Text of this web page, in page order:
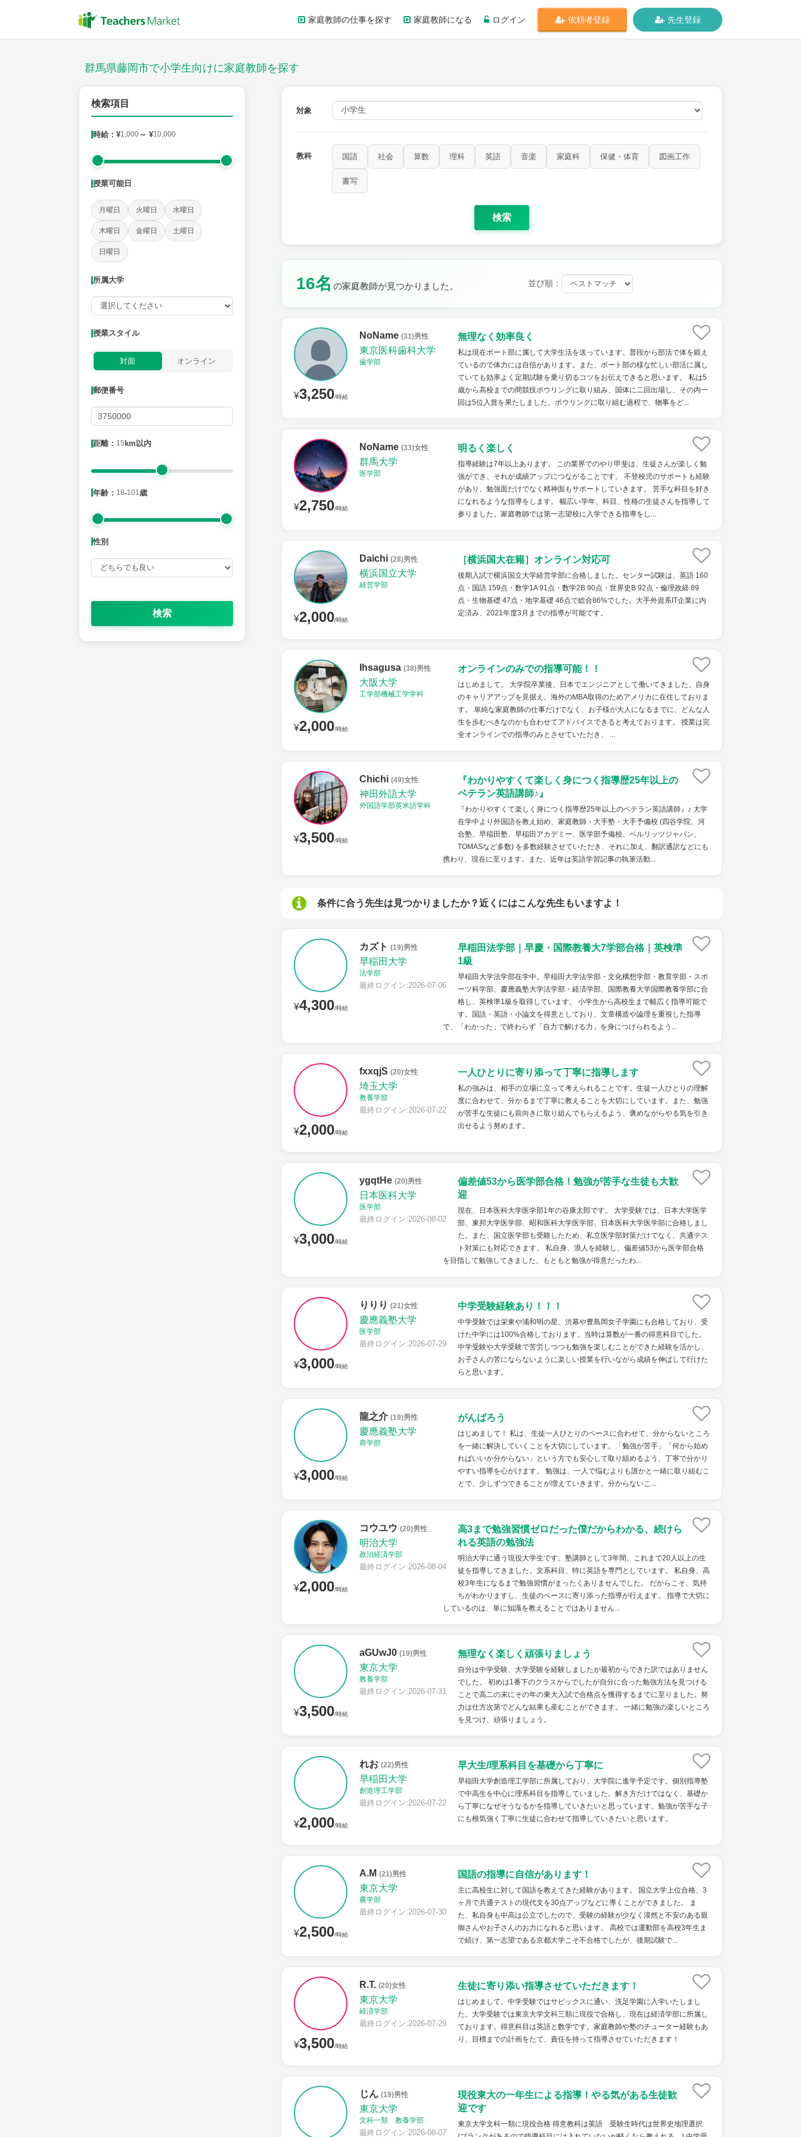
家庭教師の仕事を探す 家庭教師になる ログイン 依頼者登録 先生登録
群馬県藤岡市で小学生向けに家庭教師を探す
検索項目
時給：¥1,000～ ¥10,000
授業可能日
月曜日 火曜日 水曜日
木曜日 金曜日 土曜日
日曜日
所属大学
授業スタイル
対面 オンライン
郵便番号
距離： 15 km以内
年齢： 18-101 歳
性別
検索
対象
教科 国語 社会 算数 理科 英語 音楽 家庭科 保健・体育 図画工作
書写
検索
16名 の家庭教師が見つかりました。 並び順：
¥3,250/時給
NoName (31)男性
東京医科歯科大学
歯学部
無理なく効率良く
私は現在ボート部に属して大学生活を送っています。普段から部活で体を鍛え
ているので体力には自信があります。また、ボート部の様な忙しい部活に属し
ていても効率よく定期試験を乗り切るコツをお伝えできると思います。 私は5
歳から高校までの間競技ボウリングに取り組み、国体に二回出場し、その内一
回は5位入賞を果たしました。ボウリングに取り組む過程で、物事をど...
¥2,750/時給
NoName (33)女性
群馬大学
医学部
明るく楽しく
指導経験は7年以上あります。 この業界でのやり甲斐は、生徒さんが楽しく勉
強ができ、それが成績アップにつながることです。 不登校児のサポートも経験
があり、勉強面だけでなく精神面もサポートしていきます。 苦手な科目を好き
になれるような指導をします。 幅広い学年、科目、性格の生徒さんを指導して
参りました。家庭教師では第一志望校に入学できる指導をし...
¥2,000/時給
Daichi (28)男性
横浜国立大学
経営学部
［横浜国大在籍］オンライン対応可
後期入試で横浜国立大学経営学部に合格しました。センター試験は、英語 160
点・国語 159点・数学1A 91点・数学2B 90点・世界史B 92点・倫理政経 89
点・生物基礎 47点・地学基礎 46点で総合86%でした。大手外資系IT企業に内
定済み、2021年度3月までの指導が可能です。
¥2,000/時給
Ihsagusa (38)男性
大阪大学
工学部機械工学学科
オンラインのみでの指導可能！！
はじめまして。 大学院卒業後、日本でエンジニアとして働いてきました。自身
のキャリアアップを見据え、海外のMBA取得のためアメリカに在住しておりま
す。 単純な家庭教師の仕事だけでなく、お子様が大人になるまでに、どんな人
生を歩むべきなのかも合わせてアドバイスできると考えております。 授業は完
全オンラインでの指導のみとさせていただき、 ...
¥3,500/時給
Chichi (49)女性
神田外語大学
外国語学部英米語学科
『わかりやすくて楽しく身につく指導歴25年以上の
ベテラン英語講師♪』
『わかりやすくて楽しく身につく指導歴25年以上のベテラン英語講師』♪ 大学
在学中より外国語を教え始め、家庭教師・大手塾・大手予備校 (四谷学院、河
合塾、早稲田塾、早稲田アカデミー、医学部予備校、ベルリッツジャパン、
TOMASなど多数) を多数経験させていただき、それに加え、翻訳通訳などにも
携わり、現在に至ります。また、近年は英語学習記事の執筆活動...
条件に合う先生は見つかりましたか？近くにはこんな先生もいますよ！
¥4,300/時給
カズト (19)男性
早稲田大学
法学部
最終ログイン:2026-07-06
早稲田法学部｜早慶・国際教養大7学部合格｜英検準
1級
早稲田大学法学部在学中。早稲田大学法学部・文化構想学部・教育学部・スポ
ーツ科学部、慶應義塾大学法学部・経済学部、国際教養大学国際教養学部に合
格し、英検準1級を取得しています。 小学生から高校生まで幅広く指導可能で
す。国語・英語・小論文を得意としており、文章構造や論理を重視した指導
で、「わかった」で終わらず「自力で解ける力」を身につけられるよう...
¥2,000/時給
fxxqjS (20)女性
埼玉大学
教養学部
最終ログイン:2026-07-22
一人ひとりに寄り添って丁寧に指導します
私の強みは、相手の立場に立って考えられることです。生徒一人ひとりの理解
度に合わせて、分かるまで丁寧に教えることを大切にしています。また、勉強
が苦手な生徒にも前向きに取り組んでもらえるよう、褒めながらやる気を引き
出せるよう努めます。
¥3,000/時給
ygqtHe (20)男性
日本医科大学
医学部
最終ログイン:2026-08-02
偏差値53から医学部合格！勉強が苦手な生徒も大歓
迎
現在、日本医科大学医学部1年の谷康太郎です。 大学受験では、日本大学医学
部、東邦大学医学部、昭和医科大学医学部、日本医科大学医学部に合格しまし
た。また、国立医学部も受験したため、私立医学部対策だけでなく、共通テス
ト対策にも対応できます。 私自身、浪人を経験し、偏差値53から医学部合格
を目指して勉強してきました。もともと勉強が得意だったわ...
¥3,000/時給
りりり (21)女性
慶應義塾大学
医学部
最終ログイン:2026-07-29
中学受験経験あり！！！
中学受験では栄東や浦和明の星、渋幕や豊島岡女子学園にも合格しており、受
けた中学には100%合格しております。当時は算数が一番の得意科目でした。
中学受験や大学受験で苦労しつつも勉強を楽しむことができた経験を活かし、
お子さんの苦にならないように楽しい授業を行いながら成績を伸ばして行けた
らと思います。
¥3,000/時給
龍之介 (19)男性
慶應義塾大学
商学部
がんばろう
はじめまして！ 私は、生徒一人ひとりのペースに合わせて、分からないところ
を一緒に解決していくことを大切にしています。「勉強が苦手」「何から始め
ればいいか分からない」という方でも安心して取り組めるよう、丁寧で分かり
やすい指導を心がけます。 勉強は、一人で悩むよりも誰かと一緒に取り組むこ
とで、少しずつできることが増えていきます。分からないこ...
¥2,000/時給
コウユウ (20)男性
明治大学
政治経済学部
最終ログイン:2026-08-04
高3まで勉強習慣ゼロだった僕だからわかる、続けら
れる英語の勉強法
明治大学に通う現役大学生です。塾講師として3年間、これまで20人以上の生
徒を指導してきました。文系科目、特に英語を専門としています。 私自身、高
校3年生になるまで勉強習慣がまったくありませんでした。 だからこそ、気持
ちがわかりますし、生徒のペースに寄り添った指導が行えます。 指導で大切に
しているのは、単に知識を教えることではありません...
¥3,500/時給
aGUwJ0 (19)男性
東京大学
教養学部
最終ログイン:2026-07-31
無理なく楽しく頑張りましょう
自分は中学受験、大学受験を経験しましたが最初からできた訳ではありません
でした。 初めは1番下のクラスからでしたが自分に合った勉強方法を見つける
ことで高二の末にその年の東大入試で合格点を獲得するまでに至りました。努
力は仕方次第でどんな結果も産むことができます。 一緒に勉強の楽しいところ
を見つけ、頑張りましょう。
¥2,000/時給
れお (22)男性
早稲田大学
創造理工学部
最終ログイン:2026-07-22
早大生/理系科目を基礎から丁寧に
早稲田大学創造理工学部に所属しており、大学院に進学予定です。個別指導塾
で中高生を中心に理系科目を指導していました。解き方だけではなく、基礎か
ら丁寧になぜそうなるかを指導していきたいと思っています。勉強が苦手な子
にも根気強く丁寧に生徒に合わせて指導していきたいと思います。
¥2,500/時給
A.M (21)男性
東京大学
農学部
最終ログイン:2026-07-30
国語の指導に自信があります！
主に高校生に対して国語を教えてきた経験があります。 国立大学上位合格、3
ヶ月で共通テストの現代文を30点アップなどに導くことができました。 ま
た、私自身も中高は公立でしたので、受験の経験が少なく漠然と不安のある親
御さんやお子さんのお力になれると思います。 高校では運動部を高校3年生ま
で続け、第一志望である京都大学こそ不合格でしたが、後期試験で...
¥3,500/時給
R.T. (20)女性
東京大学
経済学部
最終ログイン:2026-07-29
生徒に寄り添い指導させていただきます！
はじめまして。中学受験ではサピックスに通い、洗足学園に入学いたしまし
た。大学受験では東京大学文科三類に現役で合格し、現在は経済学部に所属し
ております。得意科目は英語と数学です。家庭教師や塾のチューター経験もあ
り、目標までの計画をたて、責任を持って指導させていただきます！
じん (19)男性
東京大学
文科一類 教養学部
最終ログイン:2026-08-07
現役東大の一年生による指導！やる気がある生徒歓
迎です
東京大学文科一類に現役合格 得意教科は英語 受験生時代は世界史地理選択
授業スタイル
社会 算数 理科
時給：¥1,000 ～ ¥10,000
授業可能日
月曜日 火曜日 日曜日
距離：15km以内
年齢：18-101歳